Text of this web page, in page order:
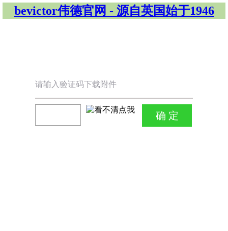
bevictor伟德官网 - 源自英国始于1946
请输入验证码下载附件